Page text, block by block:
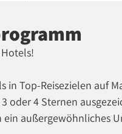
in Top-Reisezielen auf
oder 4 Sternen
außergewöhnliches